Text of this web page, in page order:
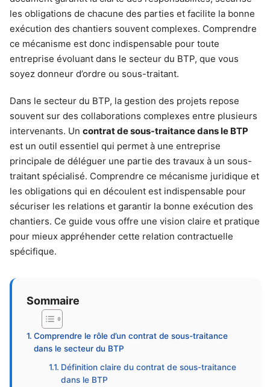
les obligations de chacune des parties et facilite la bonne
exécution des chantiers souvent complexes. Comprendre
ce mécanisme est donc indispensable pour toute
entreprise évoluant dans le secteur du BTP, que vous
soyez donneur d’ordre ou sous-traitant.
Dans le secteur du BTP, la gestion des projets repose
souvent sur des collaborations complexes entre plusieurs
intervenants. Un contrat de sous-traitance dans le BTP
est un outil essentiel qui permet à une entreprise
principale de déléguer une partie des travaux à un sous-
traitant spécialisé. Comprendre ce mécanisme juridique et
les obligations qui en découlent est indispensable pour
sécuriser les relations et garantir la bonne exécution des
chantiers. Ce guide vous offre une vision claire et pratique
pour mieux appréhender cette relation contractuelle
spécifique.
Sommaire
Comprendre le rôle d’un contrat de sous-traitance
dans le secteur du BTP
Définition claire du contrat de sous-traitance
dans le BTP